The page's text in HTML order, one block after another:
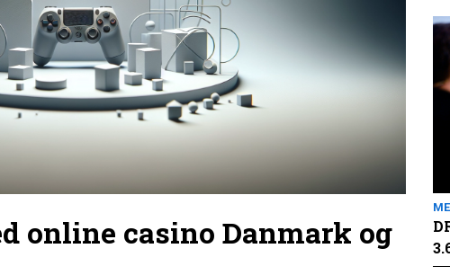
online casino Danmark og